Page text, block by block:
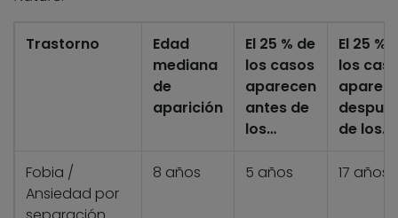
Trastorno
Edad
mediana
de
aparición
El 25 % de
los casos
aparecen
antes de
los…
El 25 %
los
de los…
Fobia /
Ansiedad por
8 años 5 años 17 años